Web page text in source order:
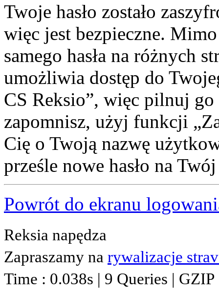
Twoje hasło zostało
więc jest bezpieczne.
samego hasła na różnych
umożliwia dostęp do
CS Reksio”, więc pilnuj
zapomnisz, użyj funkcji
Cię o Twoją nazwę
prześle nowe hasło na
Powrót do ekranu
Reksia napędza
Zapraszamy na rywalizacje
Time : 0.038s | 9 Queries |